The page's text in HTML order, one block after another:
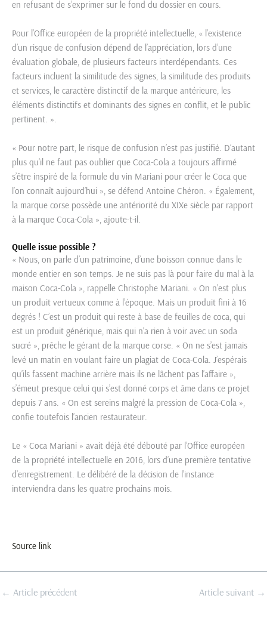
en refusant de s’exprimer sur le fond du dossier en cours.
Pour l’Office européen de la propriété intellectuelle, « l’existence
d’un risque de confusion dépend de l’appréciation, lors d’une
évaluation globale, de plusieurs facteurs interdépendants. Ces
facteurs incluent la similitude des signes, la similitude des produits
et services, le caractère distinctif de la marque antérieure, les
éléments distinctifs et dominants des signes en conflit, et le public
pertinent. ».
« Pour notre part, le risque de confusion n’est pas justifié. D’autant
plus qu’il ne faut pas oublier que Coca-Cola a toujours affirmé
s’être inspiré de la formule du vin Mariani pour créer le Coca que
l’on connaît aujourd’hui », se défend Antoine Chéron. « Également,
la marque corse possède une antériorité du XIXe siècle par rapport
à la marque Coca-Cola », ajoute-t-il.
Quelle issue possible ?
« Nous, on parle d’un patrimoine, d’une boisson connue dans le
monde entier en son temps. Je ne suis pas là pour faire du mal à la
maison Coca-Cola », rappelle Christophe Mariani. « On n’est plus
un produit vertueux comme à l’époque. Mais un produit fini à 16
degrés ! C’est un produit qui reste à base de feuilles de coca, qui
est un produit générique, mais qui n’a rien à voir avec un soda
sucré », prêche le gérant de la marque corse. « On ne s’est jamais
levé un matin en voulant faire un plagiat de Coca-Cola. J’espérais
qu’ils fassent machine arrière mais ils ne lâchent pas l’affaire »,
s’émeut presque celui qui s’est donné corps et âme dans ce projet
depuis 7 ans. « On est sereins malgré la pression de Coca-Cola »,
confie toutefois l’ancien restaurateur.
Le « Coca Mariani » avait déjà été débouté par l’Office européen
de la propriété intellectuelle en 2016, lors d’une première tentative
d’enregistrement. Le délibéré de la décision de l’instance
interviendra dans les quatre prochains mois.
Source link
← Article précédent Article suivant →